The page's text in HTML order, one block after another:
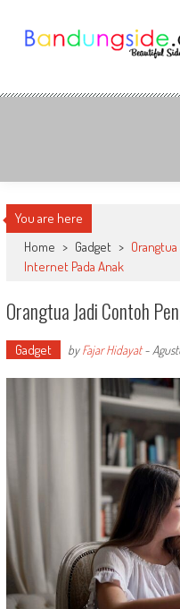
content
Bandung Side
You are here
Home > Gadget >
Internet Pada Anak
Orangtua Jadi Contoh
Gadget byFajar Hidayat-